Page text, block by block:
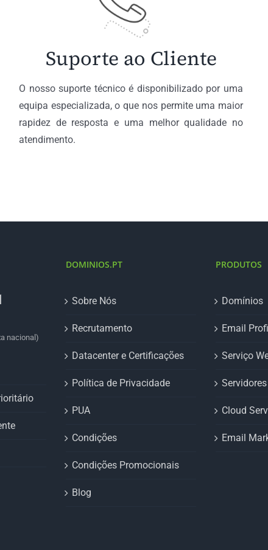
Suporte ao Cliente
O nosso suporte técnico é disponibilizado por uma
equipa especializada, o que nos permite uma maior
rapidez de resposta e uma melhor qualidade no
atendimento.
nacional)
DOMINIOS.PT
Sobre Nós
Recrutamento
Datacenter e Certificações
Política de Privacidade
PUA
Condições
Condições Promocionais
Blog
PRODUTOS
Domínios
Email
Serviço
Cloud
Email